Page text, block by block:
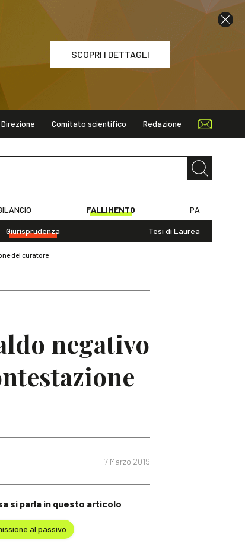
SCOPRI I DETTAGLI
Direzione Comitato scientifico Redazione
FALLIMENTO PA
Giurisprudenza Tesi di Laurea
del curatore
negativo
7 Marzo 2019
si parla in questo articolo
al passivo